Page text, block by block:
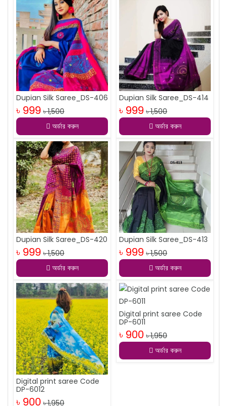
Dupian Silk Saree_DS-406
৳ 999 ৳ 1,500
অর্ডার করুন
Dupian Silk Saree_DS-414
৳ 999 ৳ 1,500
অর্ডার করুন
Dupian Silk Saree_DS-420
৳ 999 ৳ 1,500
অর্ডার করুন
Dupian Silk Saree_DS-413
৳ 999 ৳ 1,500
অর্ডার করুন
Digital print saree Code
DP-6012
৳ 900 ৳ 1,950
Digital print saree Code
DP-6011
৳ 900 ৳ 1,950
অর্ডার করুন